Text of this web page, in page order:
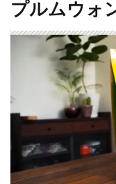
プルムウォ